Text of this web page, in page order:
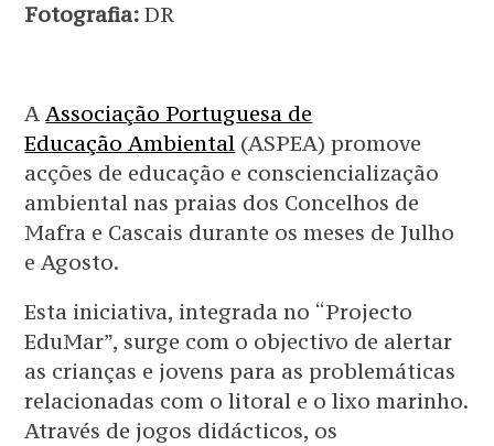
Fotografia: DR
AAssociação Portuguesa de
Educação Ambiental (ASPEA) promove
acções de educação e consciencialização
ambiental nas praias dos Concelhos de
Mafra e Cascais durante os meses de Julho
e Agosto.
Esta iniciativa, integrada no “Projecto
EduMar”, surge com o objectivo de alertar
as crianças e jovens para as problemáticas
relacionadas com o litoral e o lixo marinho.
Através de jogos didácticos, os